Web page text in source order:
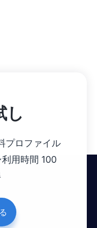
し
プロファイル
用時間 100